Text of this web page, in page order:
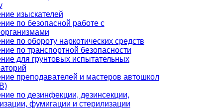
изыскателей
по безопасной работе с
по обороту наркотических средств
по транспортной безопасности
для грунтовых испытательных
преподавателей и мастеров автошкол
по дезинфекции, дезинсекции,
фумигации и стерилизации